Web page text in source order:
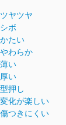
ツヤツヤ
シボ
かたい
やわらか
薄い
厚い
型押し
変化が楽しい
傷つきにくい